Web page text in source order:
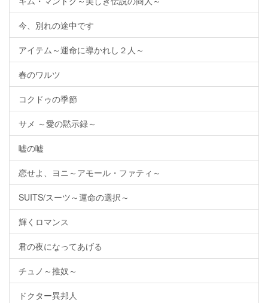
今、別れの途中です
アイテム～運命に導かれし２人～
春のワルツ
コクドゥの季節
サメ ～愛の黙示録～
嘘の嘘
恋せよ、ヨニ～アモール・ファティ～
SUITS/スーツ～運命の選択～
輝くロマンス
君の夜になってあげる
チュノ～推奴～
ドクター異邦人